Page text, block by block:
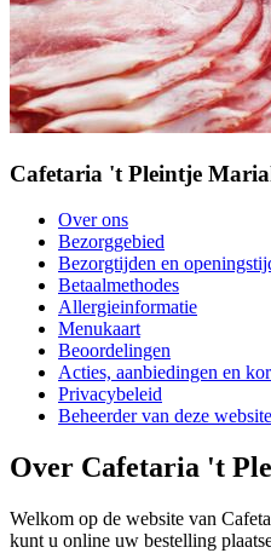
Cafetaria 't Pleintje
Over ons
Bezorggebied
Bezorgtijden en
Betaalmethodes
Allergieinformatie
Menukaart
Beoordelingen
Acties, aanbiedingen en
Privacybeleid
Beheerder van deze website
Over Cafetaria 't
Welkom op de website van
kunt u online uw bestelling